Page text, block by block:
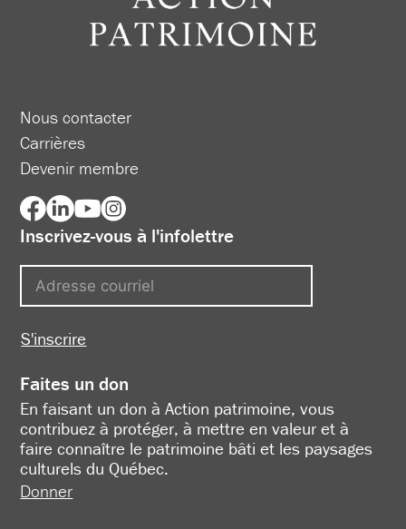
Nous contacter
Carrières
Devenir membre
Inscrivez-vous à l'infolettre
S'inscrire
Faites un don
En faisant un don à Action patrimoine, vous
contribuez à protéger, à mettre en valeur et à
faire connaître le patrimoine bâti et les paysages
culturels du Québec.
Donner